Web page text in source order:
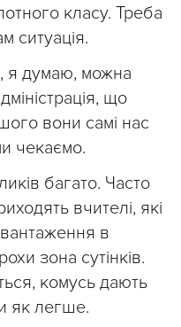
класу. Треба
ситуація.
я думаю, можна
що
вони самі нас
чекаємо.
багато. Часто
вчителі, які
в
зона сутінків.
комусь дають
як легше.